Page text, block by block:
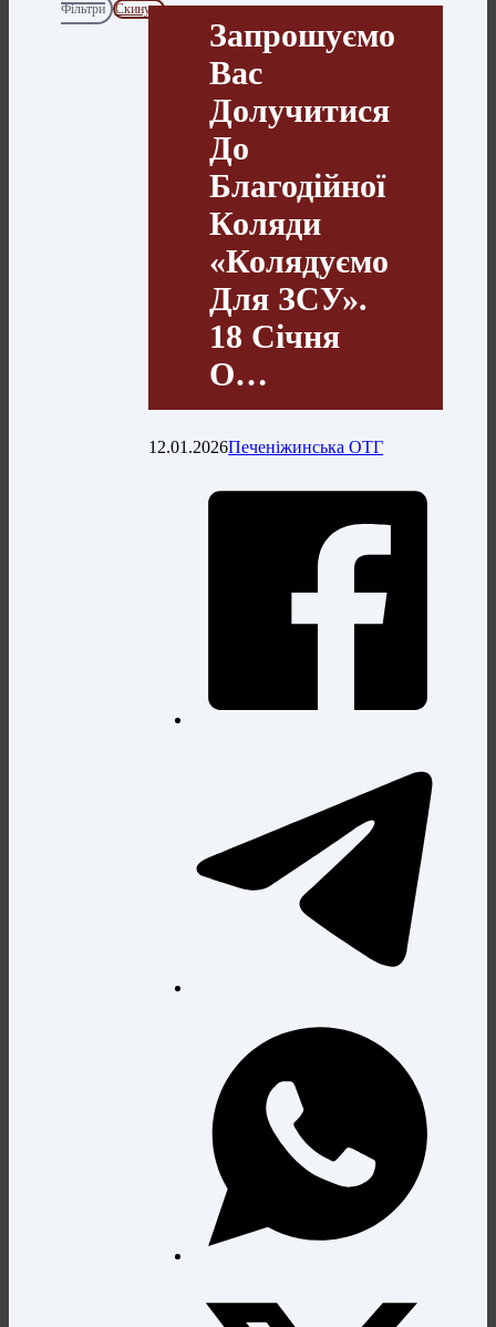
Фільтри
Скинути
Запрошуємо
Вас
Долучитися
До
Благодійної
Коляди
«Колядуємо
Для ЗСУ».
18 Січня
О…
12.01.2026Печеніжинська ОТГ